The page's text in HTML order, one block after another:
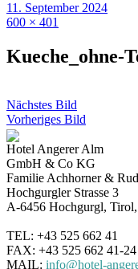
11. September 2024
600 × 401
Kueche_ohne-
Nächstes Bild
Vorheriges Bild
Hotel Angerer Alm
GmbH & Co KG
Familie Achhorner &
Hochgurgler Strasse 3
A-6456 Hochgurgl,
TEL: +43 525 662 41
FAX: +43 525 662 41-24
MAIL: info@hotel-